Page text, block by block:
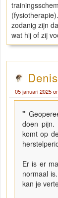
zodanig zijn
wat hij of zij
05 januari 2025
"
doen pijn.
komt op
Er is er
normaal
kan je